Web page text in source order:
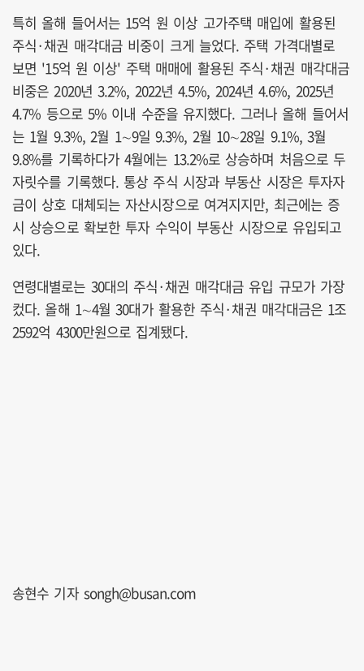
특히 올해 들어서는 15억 원 이상 고가주택 매입에 활용된
주식·채권 매각대금 비중이 크게 늘었다. 주택 가격대별로
보면 '15억 원 이상' 주택 매매에 활용된 주식·채권 매각대금
비중은 2020년 3.2%, 2022년 4.5%, 2024년 4.6%, 2025년
4.7% 등으로 5% 이내 수준을 유지했다. 그러나 올해 들어서
는 1월 9.3%, 2월 1∼9일 9.3%, 2월 10∼28일 9.1%, 3월
9.8%를 기록하다가 4월에는 13.2%로 상승하며 처음으로 두
자릿수를 기록했다. 통상 주식 시장과 부동산 시장은 투자자
금이 상호 대체되는 자산시장으로 여겨지지만, 최근에는 증
시 상승으로 확보한 투자 수익이 부동산 시장으로 유입되고
있다.
연령대별로는 30대의 주식·채권 매각대금 유입 규모가 가장
컸다. 올해 1∼4월 30대가 활용한 주식·채권 매각대금은 1조
2592억 4300만원으로 집계됐다.
송현수 기자 songh@busan.com